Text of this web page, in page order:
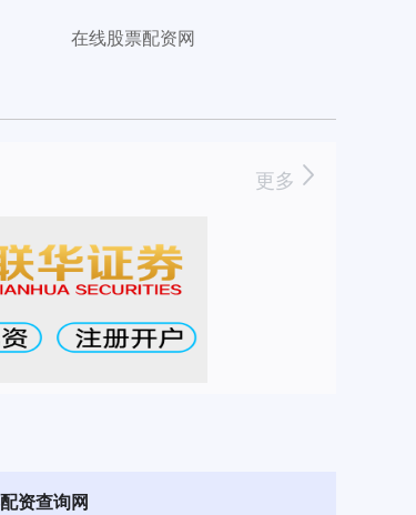
在线股票配资网
更多
资查询网